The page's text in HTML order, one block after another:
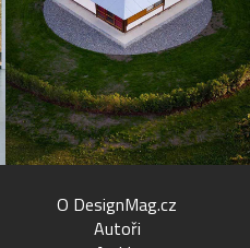
O DesignMag.cz
Autoři